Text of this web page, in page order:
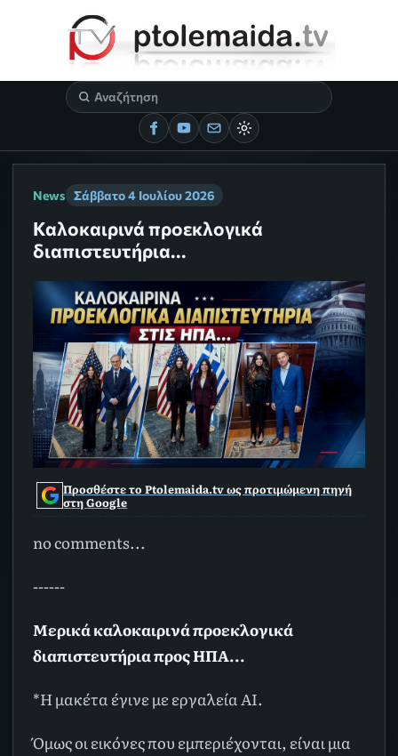
News Σάββατο 4 Ιουλίου 2026
Καλοκαιρινά προεκλογικά
διαπιστευτήρια...
Προσθέστε το Ptolemaida.tv ως προτιμώμενη πηγή
στη Google
no comments...
------
Μερικά καλοκαιρινά προεκλογικά
διαπιστευτήρια προς ΗΠΑ...
*Η μακέτα έγινε με εργαλεία AI.
Όμωςοι εικόνες που εμπεριέχονται, είναι μια